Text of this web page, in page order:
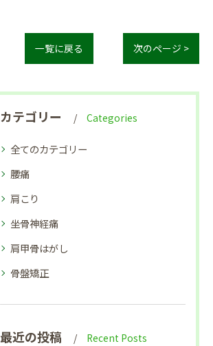
一覧に戻る 次のページ >
カテゴリー Categories
全てのカテゴリー
腰痛
肩こり
坐骨神経痛
肩甲骨はがし
骨盤矯正
最近の投稿 Recent Posts